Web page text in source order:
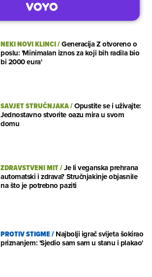
NEKI NOVI KLINCI/Generacija Z otvoreno o
poslu: 'Minimalan iznos za koji bih radila bio
bi 2000 eura'
SAVJET STRUČNJAKA/Opustite se i uživajte:
Jednostavno stvorite oazu mira u svom
domu
ZDRAVSTVENI MIT/Je li veganska prehrana
automatski i zdrava? Stručnjakinje objasnile
na što je potrebno paziti
PROTIV STIGME/Najbolji igrač svijeta šokirao
priznanjem: 'Sjedio sam sam u stanu i plakao'